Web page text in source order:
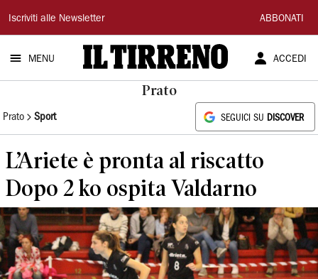
Il
Tirreno
Iscriviti alle Newsletter ABBONATI
MENU ACCEDI
Prato
Prato Sport SEGUICI SU DISCOVER
L’Ariete è pronta al riscatto
Dopo 2 ko ospita Valdarno